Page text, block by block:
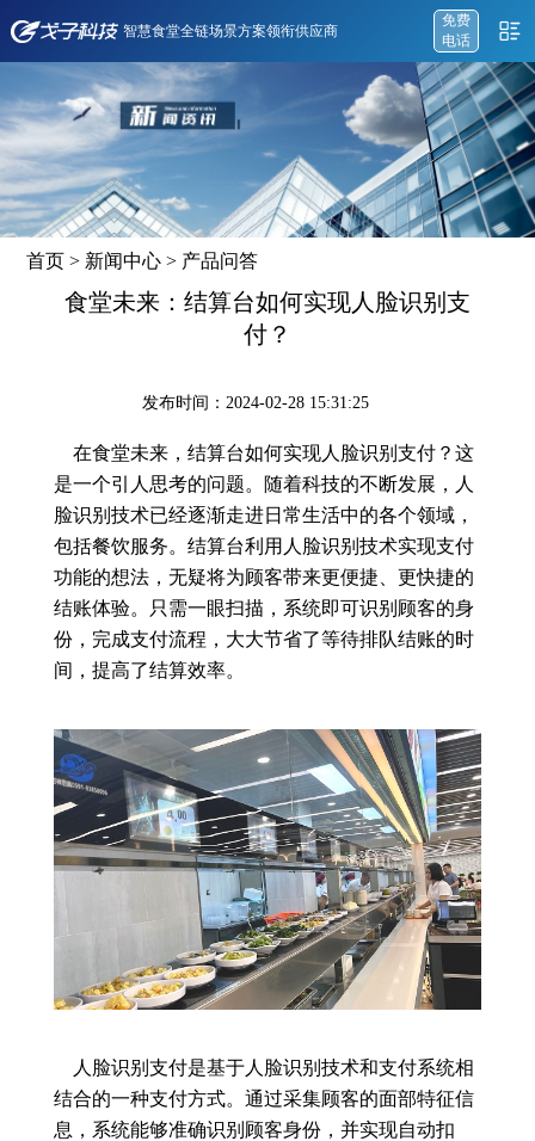
智慧食堂全链场景方案领衔供应商
免费
电话
首页 > 新闻中心 > 产品问答
食堂未来：结算台如何实现人脸识别支
付？
发布时间：2024-02-28 15:31:25
在食堂未来，结算台如何实现人脸识别支付？这
是一个引人思考的问题。随着科技的不断发展，人
脸识别技术已经逐渐走进日常生活中的各个领域，
包括餐饮服务。结算台利用人脸识别技术实现支付
功能的想法，无疑将为顾客带来更便捷、更快捷的
结账体验。只需一眼扫描，系统即可识别顾客的身
份，完成支付流程，大大节省了等待排队结账的时
间，提高了结算效率。
人脸识别支付是基于人脸识别技术和支付系统相
结合的一种支付方式。通过采集顾客的面部特征信
息，系统能够准确识别顾客身份，并实现自动扣